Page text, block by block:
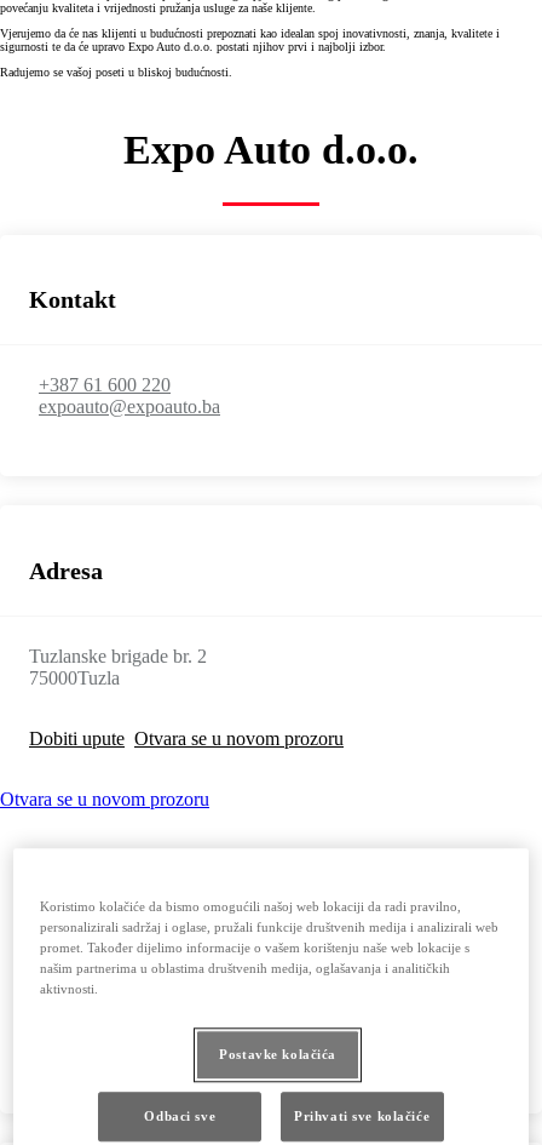
povećanju kvaliteta i vrijednosti pružanja usluge za naše klijente.
Vjerujemo da će nas klijenti u budućnosti prepoznati kao idealan spoj inovativnosti, znanja, kvalitete i
sigurnosti te da će upravo Expo Auto d.o.o. postati njihov prvi i najbolji izbor.
Radujemo se vašoj poseti u bliskoj budućnosti.
Expo Auto d.o.o.
Kontakt
+387 61 600 220
expoauto@expoauto.ba
Adresa
Tuzlanske brigade br. 2
75000Tuzla
Dobiti upute Otvara se u novom prozoru
Otvara se u novom prozoru
Koristimo kolačiće da bismo omogućili našoj web lokaciji da radi pravilno,
personalizirali sadržaj i oglase, pružali funkcije društvenih medija i analizirali web
promet. Također dijelimo informacije o vašem korištenju naše web lokacije s
našim partnerima u oblastima društvenih medija, oglašavanja i analitičkih
aktivnosti.
Postavke kolačića
Odbaci sve Prihvati sve kolačiće